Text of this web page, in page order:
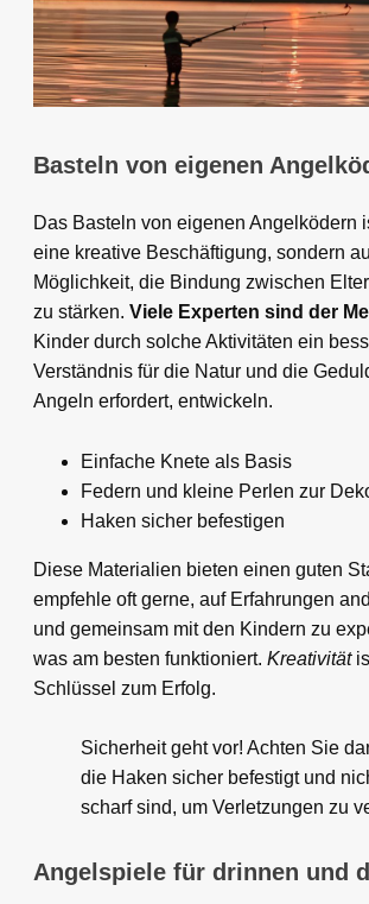
Basteln von eigenen
Das Basteln von eigenen Angelködern
eine kreative Beschäftigung, sondern
Möglichkeit, die Bindung zwischen
zu stärken. Viele Experten sind der
Kinder durch solche Aktivitäten ein
Verständnis für die Natur und die
Angeln erfordert, entwickeln.
Einfache Knete als Basis
Federn und kleine Perlen zur
Haken sicher befestigen
Diese Materialien bieten einen guten
empfehle oft gerne, auf Erfahrungen
und gemeinsam mit den Kindern zu
was am besten funktioniert. Kreativität
Schlüssel zum Erfolg.
Sicherheit geht vor! Achten Sie
die Haken sicher befestigt und
scharf sind, um Verletzungen zu
Angelspiele für drinnen und